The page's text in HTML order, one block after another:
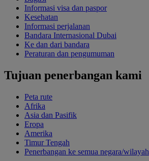
Informasi visa dan paspor
Kesehatan
Informasi perjalanan
Bandara Internasional Dubai
Ke dan dari bandara
Peraturan dan pengumuman
Tujuan penerbangan kami
Peta rute
Afrika
Asia dan Pasifik
Eropa
Amerika
Timur Tengah
Penerbangan ke semua negara/wilayah